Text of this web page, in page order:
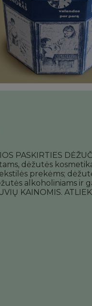
PASKIRTIES
dėžutės
prekėms;
alkoholiniams ir
KAINOMIS.